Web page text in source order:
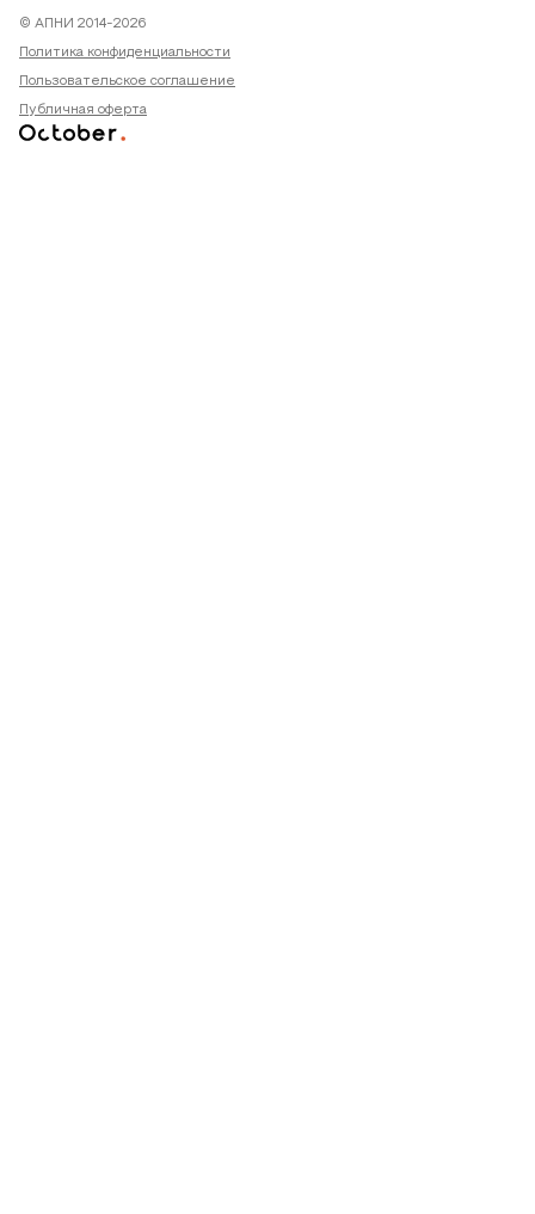
© АПНИ 2014-2026
Политика конфиденциальности
Пользовательское соглашение
Публичная оферта